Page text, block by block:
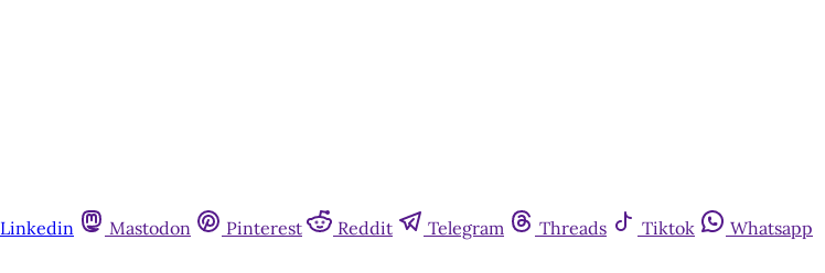
Linkedin Mastodon Pinterest Reddit Telegram Threads Tiktok
Whatsapp